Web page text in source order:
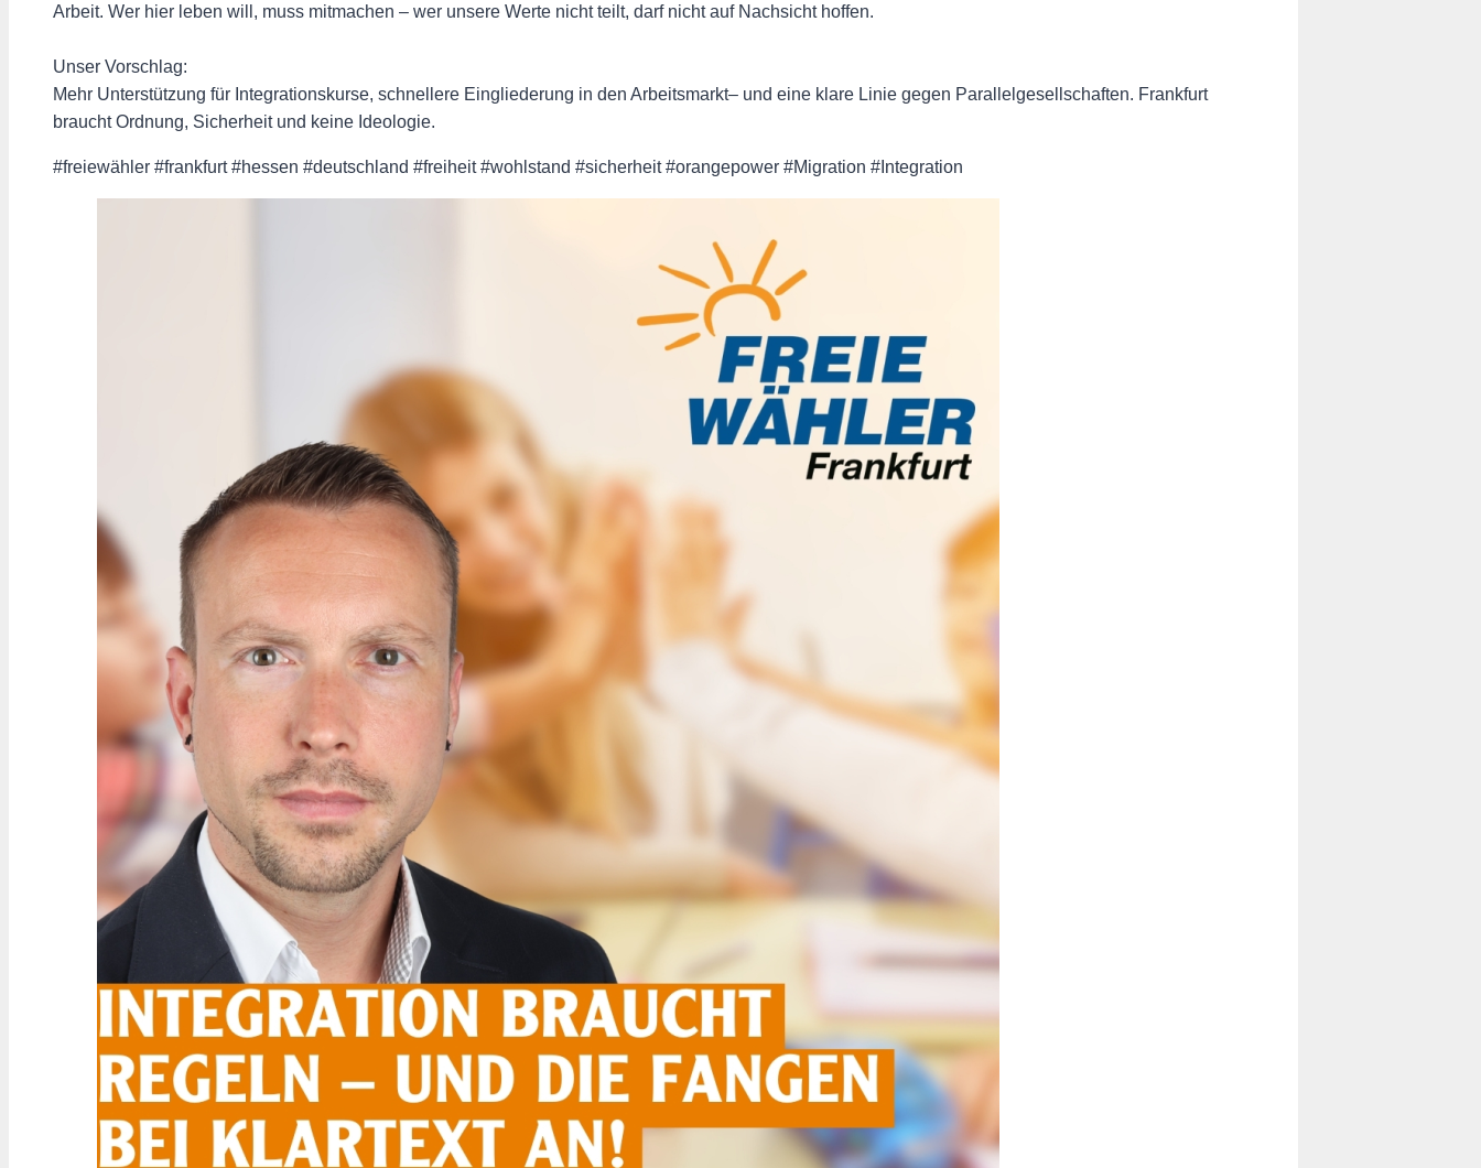
Arbeit. Wer hier leben will, muss mitmachen – wer unsere Werte nicht teilt, darf nicht auf Nachsicht hoffen.
Unser Vorschlag:
Mehr Unterstützung für Integrationskurse, schnellere Eingliederung in den Arbeitsmarkt– und eine klare Linie gegen Parallelgesellschaften. Frankfurt
braucht Ordnung, Sicherheit und keine Ideologie.
#freiewähler #frankfurt #hessen #deutschland #freiheit #wohlstand #sicherheit #orangepower #Migration #Integration